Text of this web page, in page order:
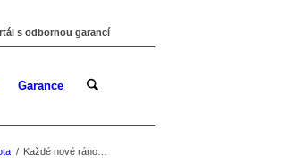
s odbornou garancí
Garance
/ Každé nové ráno…